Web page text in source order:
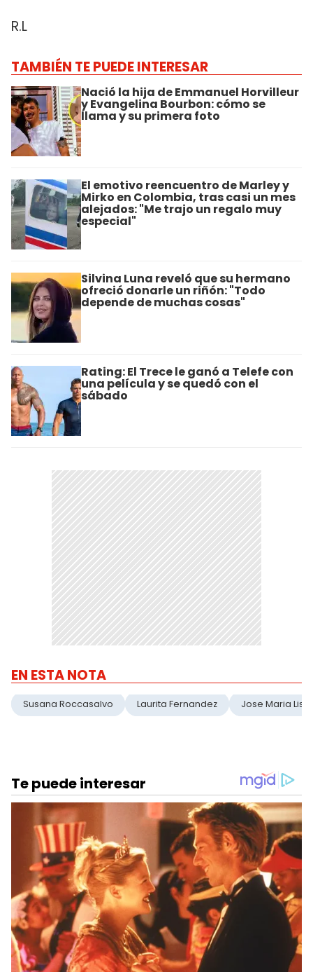
R.L
TAMBIÉN TE PUEDE INTERESAR
Nació la hija de Emmanuel Horvilleur
y Evangelina Bourbon: cómo se
llama y su primera foto
El emotivo reencuentro de Marley y
Mirko en Colombia, tras casi un mes
alejados: "Me trajo un regalo muy
especial"
Silvina Luna reveló que su hermano
ofreció donarle un riñón: "Todo
depende de muchas cosas"
Rating: El Trece le ganó a Telefe con
una película y se quedó con el
sábado
EN ESTA NOTA
Susana Roccasalvo Laurita Fernandez Jose Maria